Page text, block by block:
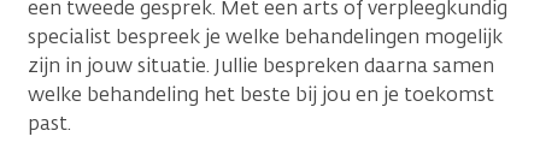
een tweede gesprek. Met een arts of verpleegkundig
specialist bespreek je welke behandelingen mogelijk
zijn in jouw situatie. Jullie bespreken daarna samen
welke behandeling het beste bij jou en je toekomst
past.